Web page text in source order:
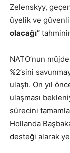
Zelenskyy,
üyelik ve
olacağı”
NATO’nun
%2’sini
ulaştı. On yıl
ulaşması
sürecini
Hollanda
desteği alarak